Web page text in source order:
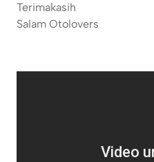
Terimakasih
Salam Otolovers